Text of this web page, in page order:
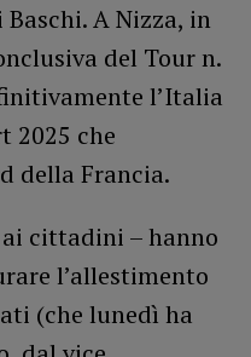
A Nizza, in
del Tour n.
l’Italia
2025 che
della Francia.
cittadini – hanno
l’allestimento
(che lunedì ha